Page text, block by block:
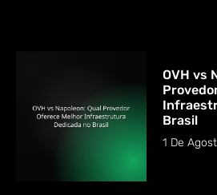
OVH vs
Brasil
1 De